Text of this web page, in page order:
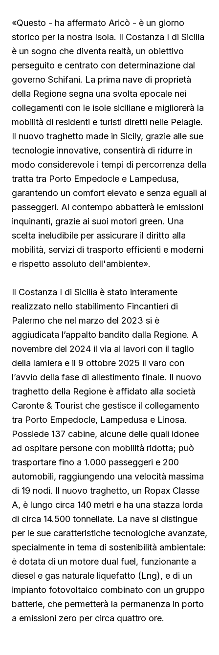
«Questo - ha affermato Aricò - è un giorno
storico per la nostra Isola. Il Costanza I di Sicilia
è un sogno che diventa realtà, un obiettivo
perseguito e centrato con determinazione dal
governo Schifani. La prima nave di proprietà
della Regione segna una svolta epocale nei
collegamenti con le isole siciliane e migliorerà la
mobilità di residenti e turisti diretti nelle Pelagie.
Il nuovo traghetto made in Sicily, grazie alle sue
tecnologie innovative, consentirà di ridurre in
modo considerevole i tempi di percorrenza della
tratta tra Porto Empedocle e Lampedusa,
garantendo un comfort elevato e senza eguali ai
passeggeri. Al contempo abbatterà le emissioni
inquinanti, grazie ai suoi motori green. Una
scelta ineludibile per assicurare il diritto alla
mobilità, servizi di trasporto efficienti e moderni
e rispetto assoluto dell'ambiente».
Il Costanza I di Sicilia è stato interamente
realizzato nello stabilimento Fincantieri di
Palermo che nel marzo del 2023 si è
aggiudicata l’appalto bandito dalla Regione. A
novembre del 2024 il via ai lavori con il taglio
della lamiera e il 9 ottobre 2025 il varo con
l’avvio della fase di allestimento finale. Il nuovo
traghetto della Regione è affidato alla società
Caronte & Tourist che gestisce il collegamento
tra Porto Empedocle, Lampedusa e Linosa.
Possiede 137 cabine, alcune delle quali idonee
ad ospitare persone con mobilità ridotta; può
trasportare fino a 1.000 passeggeri e 200
automobili, raggiungendo una velocità massima
di 19 nodi. Il nuovo traghetto, un Ropax Classe
A, è lungo circa 140 metri e ha una stazza lorda
di circa 14.500 tonnellate. La nave si distingue
per le sue caratteristiche tecnologiche avanzate,
specialmente in tema di sostenibilità ambientale:
è dotata di un motore dual fuel, funzionante a
diesel e gas naturale liquefatto (Lng), e di un
impianto fotovoltaico combinato con un gruppo
batterie, che permetterà la permanenza in porto
a emissioni zero per circa quattro ore.